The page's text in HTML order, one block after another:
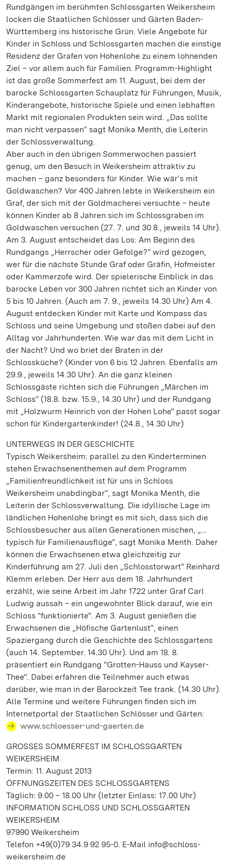
Rundgängen im berühmten Schlossgarten Weikersheim
locken die Staatlichen Schlösser und Gärten Baden-
Württemberg ins historische Grün. Viele Angebote für
Kinder in Schloss und Schlossgarten machen die einstige
Residenz der Grafen von Hohenlohe zu einem lohnenden
Ziel – vor allem auch für Familien. Programm-Highlight
ist das große Sommerfest am 11. August, bei dem der
barocke Schlossgarten Schauplatz für Führungen, Musik,
Kinderangebote, historische Spiele und einen lebhaften
Markt mit regionalen Produkten sein wird. „Das sollte
man nicht verpassen“ sagt Monika Menth, die Leiterin
der Schlossverwaltung.
Aber auch in den übrigen Sommerwochen passiert
genug, um den Besuch in Weikersheim attraktiv zu
machen – ganz besonders für Kinder. Wie wär‘s mit
Goldwaschen? Vor 400 Jahren lebte in Weikersheim ein
Graf, der sich mit der Goldmacherei versuchte – heute
können Kinder ab 8 Jahren sich im Schlossgraben im
Goldwaschen versuchen (27. 7. und 30 8., jeweils 14 Uhr).
Am 3. August entscheidet das Los: Am Beginn des
Rundgangs „Herrscher oder Gefolge?“ wird gezogen,
wer für die nächste Stunde Graf oder Gräfin, Hofmeister
oder Kammerzofe wird. Der spielerische Einblick in das
barocke Leben vor 300 Jahren richtet sich an Kinder von
5 bis 10 Jahren. (Auch am 7. 9., jeweils 14.30 Uhr) Am 4.
August entdecken Kinder mit Karte und Kompass das
Schloss und seine Umgebung und stoßen dabei auf den
Alltag vor Jahrhunderten. Wie war das mit dem Licht in
der Nacht? Und wo briet der Braten in der
Schlossküche? (Kinder von 6 bis 12 Jahren. Ebenfalls am
29.9., jeweils 14.30 Uhr). An die ganz kleinen
Schlossgäste richten sich die Führungen „Märchen im
Schloss“ (18.8. bzw. 15.9., 14.30 Uhr) und der Rundgang
mit „Holzwurm Heinrich von der Hohen Lohe" passt sogar
schon für Kindergartenkinder! (24.8., 14.30 Uhr)
UNTERWEGS IN DER GESCHICHTE
Typisch Weikersheim: parallel zu den Kinderterminen
stehen Erwachsenenthemen auf dem Programm
„Familienfreundlichkeit ist für uns in Schloss
Weikersheim unabdingbar“, sagt Monika Menth, die
Leiterin der Schlossverwaltung. Die idyllische Lage im
ländlichen Hohenlohe bringt es mit sich, dass sich die
Schlossbesucher aus allen Generationen mischen, „…
typisch für Familienausflüge“, sagt Monika Menth. Daher
können die Erwachsenen etwa gleichzeitig zur
Kinderführung am 27. Juli den „Schlosstorwart“ Reinhard
Klemm erleben. Der Herr aus dem 18. Jahrhundert
erzählt, wie seine Arbeit im Jahr 1722 unter Graf Carl
Ludwig aussah – ein ungewohnter Blick darauf, wie ein
Schloss "funktionierte". Am 3. August genießen die
Erwachsenen die „Höfische Gartenlust“, einen
Spaziergang durch die Geschichte des Schlossgartens
(auch 14. September. 14.30 Uhr). Und am 18. 8.
präsentiert ein Rundgang "Grotten-Hauss und Kayser-
Thee". Dabei erfahren die Teilnehmer auch etwas
darüber, wie man in der Barockzeit Tee trank. (14.30 Uhr).
Alle Termine und weitere Führungen finden sich im
Internetportal der Staatlichen Schlösser und Gärten:
www.schloesser-und-gaerten.de
GROSSES SOMMERFEST IM SCHLOSSGARTEN
WEIKERSHEIM
Termin: 11. August 2013
ÖFFNUNGSZEITEN DES SCHLOSSGARTENS
Täglich: 9.00 – 18.00 Uhr (letzter Einlass: 17.00 Uhr)
INFORMATION SCHLOSS UND SCHLOSSGARTEN
WEIKERSHEIM
97990 Weikersheim
Telefon +49(0)79 34.9 92 95-0. E-Mail info@schloss-
weikersheim.de